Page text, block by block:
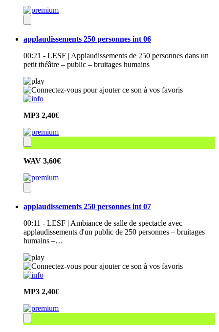
applaudissements 250 personnes int 06
00:21 - LESF | Applaudissements de 250 personnes dans un
petit théâtre – public – bruitages humains
MP3 2,40€
WAV 3,60€
applaudissements 250 personnes int 07
00:11 - LESF | Ambiance de salle de spectacle avec
applaudissements d'un public de 250 personnes – bruitages
humains –…
MP3 2,40€